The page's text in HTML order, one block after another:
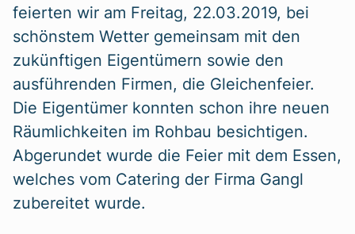
feierten wir am Freitag, 22.03.2019, bei
schönstem Wetter gemeinsam mit den
zukünftigen Eigentümern sowie den
ausführenden Firmen, die Gleichenfeier.
Die Eigentümer konnten schon ihre neuen
Räumlichkeiten im Rohbau besichtigen.
Abgerundet wurde die Feier mit dem Essen,
welches vom Catering der Firma Gangl
zubereitet wurde.